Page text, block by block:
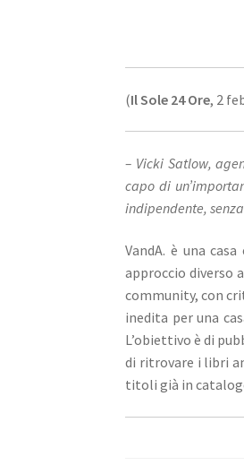
(Il Sole 24 Ore, 2
– Vicki Satlow,
capo di
indipendente,
VandA. è una
approccio diverso
community, con
inedita per una
L’obiettivo è di
di ritrovare i libri
titoli già in